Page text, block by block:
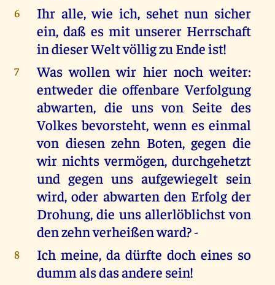
6
Ihr alle, wie ich, sehet nun sicher
ein, daß es mit unserer Herrschaft
in dieser Welt völlig zu Ende ist!
7
Was wollen wir hier noch weiter:
entweder die offenbare Verfolgung
abwarten, die uns von Seite des
Volkes bevorsteht, wenn es einmal
von diesen zehn Boten, gegen die
wir nichts vermögen, durchgehetzt
und gegen uns aufgewiegelt sein
wird, oder abwarten den Erfolg der
Drohung, die uns allerlöblichst von
den zehn verheißen ward? -
8
Ich meine, da dürfte doch eines so
dumm als das andere sein!